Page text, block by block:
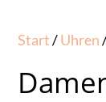
Start/Uhren